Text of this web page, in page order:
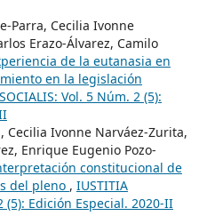
Parra, Cecilia Ivonne
Erazo-Álvarez, Camilo
de la eutanasia en
en la legislación
Vol. 5 Núm. 2 (5):
Cecilia Ivonne Narváez-Zurita,
Enrique Eugenio Pozo-
constitucional de
del pleno , IUSTITIA
(5): Edición Especial. 2020-II